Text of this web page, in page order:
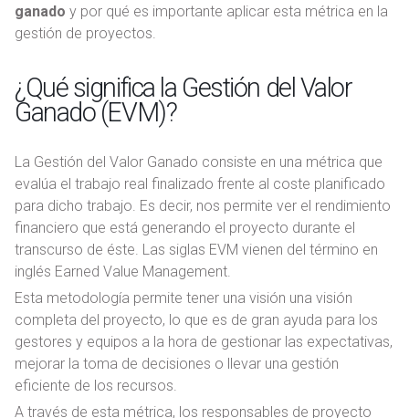
ganado y por qué es importante aplicar esta métrica en la
gestión de proyectos.
¿Qué significa la Gestión del Valor
Ganado (EVM)?
La Gestión del Valor Ganado consiste en una métrica que
evalúa el trabajo real finalizado frente al coste planificado
para dicho trabajo. Es decir, nos permite ver el rendimiento
financiero que está generando el proyecto durante el
transcurso de éste. Las siglas EVM vienen del término en
inglés Earned Value Management.
Esta metodología permite tener una visión una visión
completa del proyecto, lo que es de gran ayuda para los
gestores y equipos a la hora de gestionar las expectativas,
mejorar la toma de decisiones o llevar una gestión
eficiente de los recursos.
A través de esta métrica, los responsables de proyecto